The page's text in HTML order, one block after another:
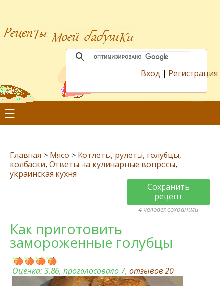
Вход | Регистрация
☰
Главная > Мясо > Котлеты, рулеты, голубцы,
колбаски, Ответы на кулинарные вопросы,
украинская кухня
Сохранить
рецепт
4 человек сохранили
Как приготовить
замороженные голубцы
Оценка:3.86, проголосовало 7, отзывов 20